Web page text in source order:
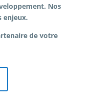
Nos
enjeux.
de votre